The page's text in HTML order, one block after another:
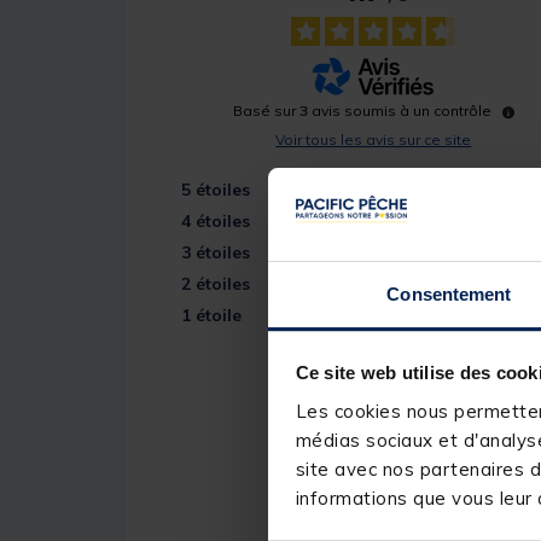
Consentement
Ce site web utilise des
Les cookies nous
médias sociaux et
site avec nos partenaires
informations que vous
Basé sur3 avis soumis à un contrôle
Voir tous les avis sur ce site
5 étoiles
4 étoiles
3 étoiles
2 étoiles
1 étoile